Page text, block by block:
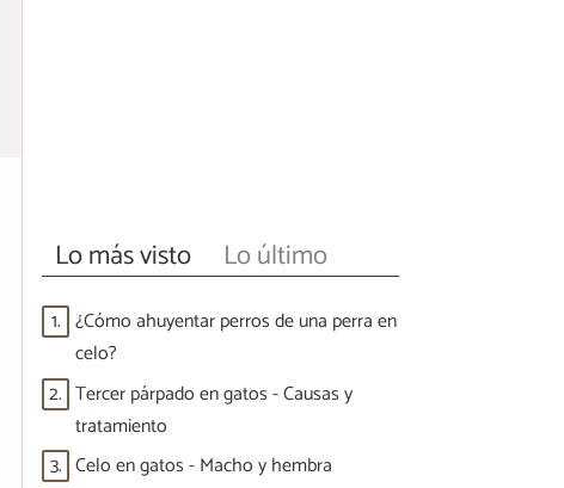
Lo más visto Lo último
1. ¿Cómo ahuyentar perros de una perra en
celo?
2. Tercer párpado en gatos - Causas y
tratamiento
3. Celo en gatos - Macho y hembra